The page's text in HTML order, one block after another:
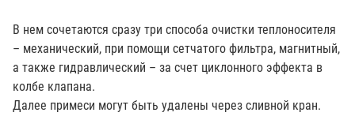
В нем сочетаются сразу три способа очистки теплоносителя
– механический, при помощи сетчатого фильтра, магнитный,
а также гидравлический – за счет циклонного эффекта в
колбе клапана.
Далее примеси могут быть удалены через сливной кран.